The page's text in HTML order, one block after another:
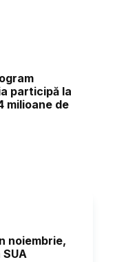
participă la
milioane de
noiembrie,